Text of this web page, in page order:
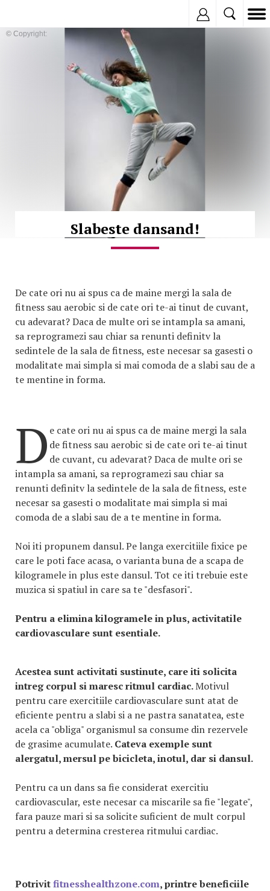
© Copyright:
Slabeste dansand!
De cate ori nu ai spus ca de maine mergi la sala de
fitness sau aerobic si de cate ori te-ai tinut de cuvant,
cu adevarat? Daca de multe ori se intampla sa amani,
sa reprogramezi sau chiar sa renunti definitv la
sedintele de la sala de fitness, este necesar sa gasesti o
modalitate mai simpla si mai comoda de a slabi sau de a
te mentine in forma.
D e cate ori nu ai spus ca de maine mergi la sala
de fitness sau aerobic si de cate ori te-ai tinut
de cuvant, cu adevarat? Daca de multe ori se
intampla sa amani, sa reprogramezi sau chiar sa
renunti definitv la sedintele de la sala de fitness, este
necesar sa gasesti o modalitate mai simpla si mai
comoda de a slabi sau de a te mentine in forma.
Noi iti propunem dansul. Pe langa exercitiile fixice pe
care le poti face acasa, o varianta buna de a scapa de
kilogramele in plus este dansul. Tot ce iti trebuie este
muzica si spatiul in care sa te "desfasori".
Pentru a elimina kilogramele in plus, activitatile
cardiovasculare sunt esentiale.
Acestea sunt activitati sustinute, care iti solicita
intreg corpul si maresc ritmul cardiac.Motivul
pentru care exercitiile cardiovasculare sunt atat de
eficiente pentru a slabi si a ne pastra sanatatea, este
acela ca "obliga" organismul sa consume din rezervele
de grasime acumulate. Cateva exemple sunt
alergatul, mersul pe bicicleta, inotul, dar si dansul.
Pentru ca un dans sa fie considerat exercitiu
cardiovascular, este necesar ca miscarile sa fie "legate",
fara pauze mari si sa solicite suficient de mult corpul
pentru a determina cresterea ritmului cardiac.
Potrivitfitnesshealthzone.com, printre beneficiile